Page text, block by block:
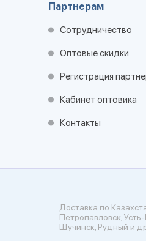
Партнерам
Сотрудничество
Оптовые скидки
Регистрация
Кабинет оптовика
Контакты
Доставка по
Петропавловск,
Щучинск, Рудный и